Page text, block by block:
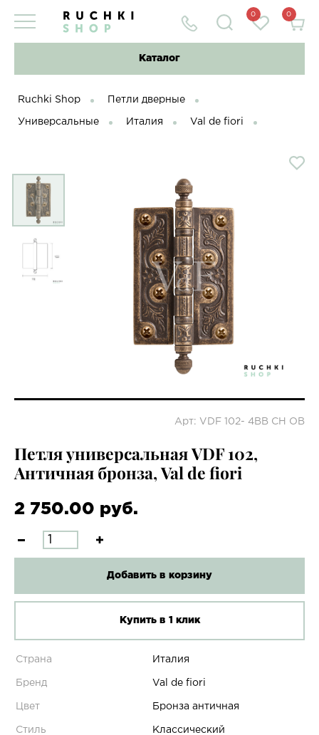
0 0
Каталог
Ruchki Shop Петли дверные
Универсальные Италия Val de fiori
Арт: VDF 102- 4BB CH OB
Петля универсальная VDF 102,
Античная бронза, Val de fiori
2 750.00 руб.
Добавить в корзину
Купить в 1 клик
Страна Италия
Бренд Val de fiori
Цвет Бронза античная
Стиль Классический